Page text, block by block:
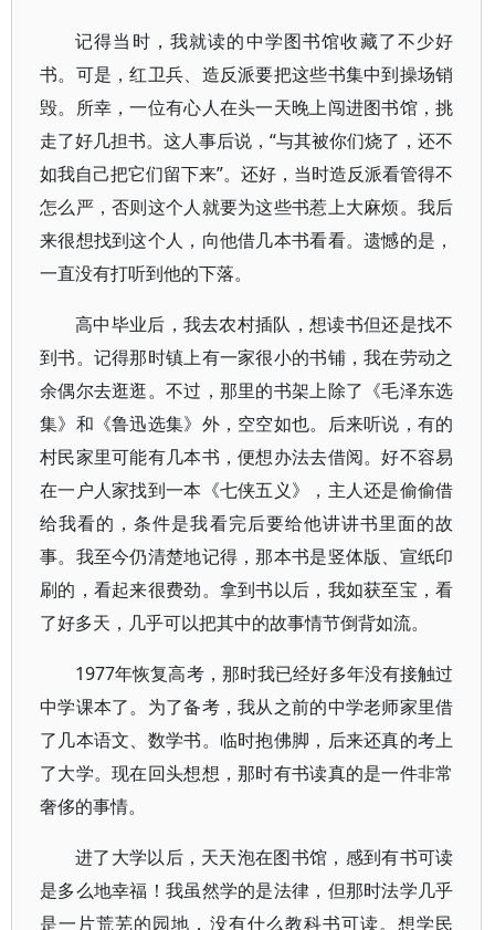
记得当时，我就读的中学图书馆收藏了不少好
书。可是，红卫兵、造反派要把这些书集中到操场销
毁。所幸，一位有心人在头一天晚上闯进图书馆，挑
走了好几担书。这人事后说，“与其被你们烧了，还不
如我自己把它们留下来”。还好，当时造反派看管得不
怎么严，否则这个人就要为这些书惹上大麻烦。我后
来很想找到这个人，向他借几本书看看。遗憾的是，
一直没有打听到他的下落。
高中毕业后，我去农村插队，想读书但还是找不
到书。记得那时镇上有一家很小的书铺，我在劳动之
余偶尔去逛逛。不过，那里的书架上除了《毛泽东选
集》和《鲁迅选集》外，空空如也。后来听说，有的
村民家里可能有几本书，便想办法去借阅。好不容易
在一户人家找到一本《七侠五义》，主人还是偷偷借
给我看的，条件是我看完后要给他讲讲书里面的故
事。我至今仍清楚地记得，那本书是竖体版、宣纸印
刷的，看起来很费劲。拿到书以后，我如获至宝，看
了好多天，几乎可以把其中的故事情节倒背如流。
1977年恢复高考，那时我已经好多年没有接触过
中学课本了。为了备考，我从之前的中学老师家里借
了几本语文、数学书。临时抱佛脚，后来还真的考上
了大学。现在回头想想，那时有书读真的是一件非常
奢侈的事情。
进了大学以后，天天泡在图书馆，感到有书可读
是多么地幸福！我虽然学的是法律，但那时法学几乎
是一片荒芜的园地，没有什么教科书可读。想学民